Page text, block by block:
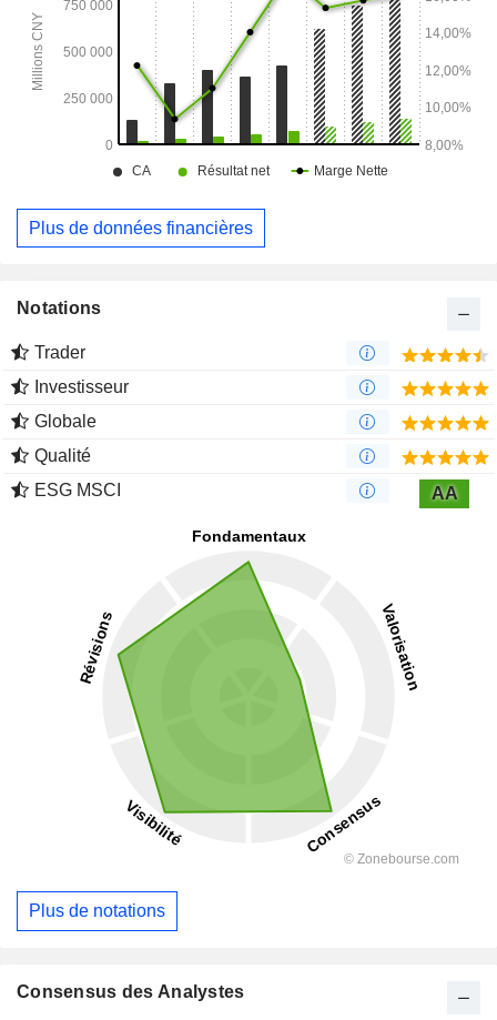
Plus de données financières
Notations
Trader
Investisseur
Globale
Qualité
ESG MSCI
AA
Plus de notations
Consensus des Analystes